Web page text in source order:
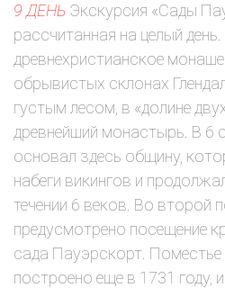
9 ДЕНЬ Экскурсия «Сады
рассчитанная на целый день.
древнехристианское
обрывистых склонах
густым лесом, в «долине
древнейший монастырь. В 6
основал здесь общину,
набеги викингов и
течении 6 веков. Во второй
предусмотрено посещение
сада Пауэрскорт.
построено еще в 1731 году,